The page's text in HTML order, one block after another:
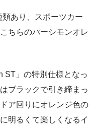
あり、スポーツカー
ちらのパーシモンオレ
ST」の特別仕様となっ
ブラックで引き締まっ
ア回りにオレンジ色の
明るくて楽しくなるイ